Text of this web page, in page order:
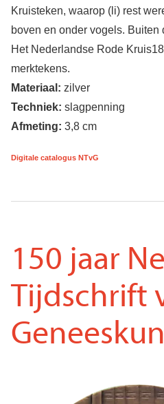
Kruisteken, waarop (li) rest
boven en onder vogels. Buiten
Het Nederlandse Rode
merktekens.
Materiaal: zilver
Techniek: slagpenning
Afmeting: 3,8 cm
Digitale catalogus NTvG
150 jaar
Tijdschrift